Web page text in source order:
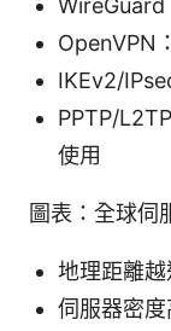
OpenVPN
IKEv2/
PPTP/
使用
圖表：全球伺
地理距離
伺服器密